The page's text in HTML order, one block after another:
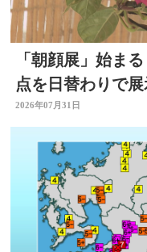
「朝顔展」始ま
点を日替わりで
2026年07月31日